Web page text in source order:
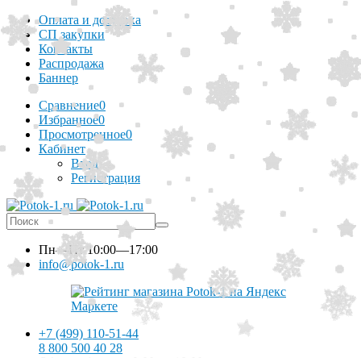
Оплата и доставка
СП закупки
Контакты
Распродажа
Баннер
Сравнение0
Избранное0
Просмотренное0
Кабинет
Вход
Регистрация
Пн—Пт10:00—17:00
info@potok-1.ru
+7 (499) 110-51-44
8 800 500 40 28